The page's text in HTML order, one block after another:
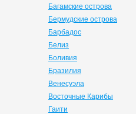
Багамские острова
Бермудские острова
Барбадос
Белиз
Боливия
Бразилия
Венесуэла
Восточные Карибы
Гаити